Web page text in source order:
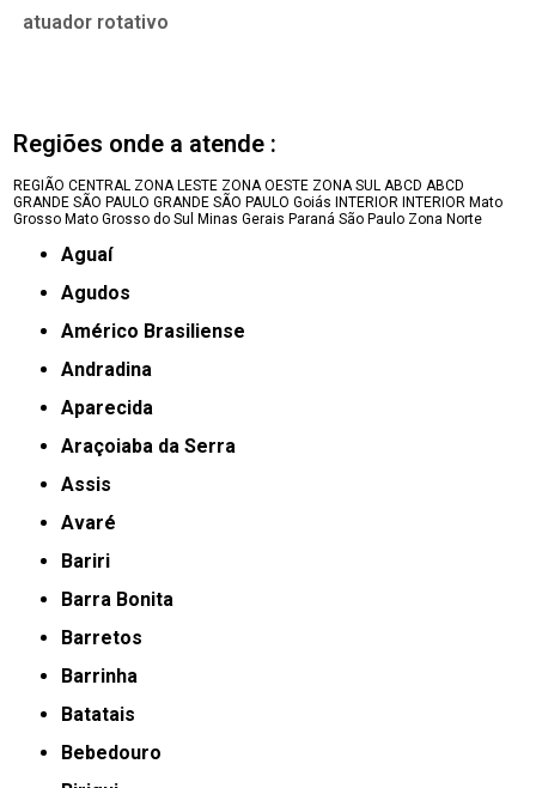
atuador rotativo
Regiões onde a atende :
REGIÃO CENTRAL ZONA LESTE ZONA OESTE ZONA SUL ABCD ABCD
GRANDE SÃO PAULO GRANDE SÃO PAULO Goiás INTERIOR INTERIOR Mato
Grosso Mato Grosso do Sul Minas Gerais Paraná São Paulo Zona Norte
Aguaí
Agudos
Américo Brasiliense
Andradina
Aparecida
Araçoiaba da Serra
Assis
Avaré
Bariri
Barra Bonita
Barretos
Barrinha
Batatais
Bebedouro